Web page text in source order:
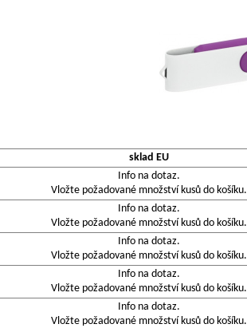
sklad EU
Info na dotaz.
Vložte požadované množství kusů do košíku.
Info na dotaz.
Vložte požadované množství kusů do košíku.
Info na dotaz.
Vložte požadované množství kusů do košíku.
Info na dotaz.
Vložte požadované množství kusů do košíku.
Info na dotaz.
Vložte požadované množství kusů do košíku.